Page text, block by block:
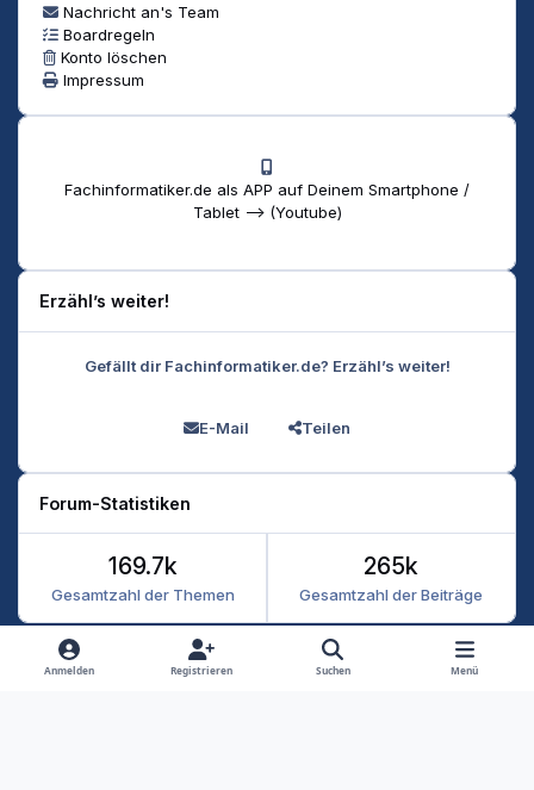
Nachricht an's Team
Boardregeln
Konto löschen
Impressum
Fachinformatiker.de als APP auf Deinem Smartphone /
Tablet --> (Youtube)
Erzähl’s weiter!
Gefällt dir Fachinformatiker.de? Erzähl’s weiter!
E-Mail Teilen
Forum-Statistiken
Gesamtzahl der Themen
169.7k
Gesamtzahl der Beiträge
265k
Heller Modus
Dunkler Modus
Systemeinstellung
Anmelden Registrieren Suchen Menü